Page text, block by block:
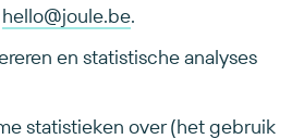
hello@joule.be.
en statistische analyses
statistieken over (het gebruik